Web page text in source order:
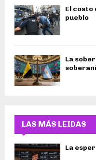
El costo
pueblo
La
LAS MÁS LEIDAS
La